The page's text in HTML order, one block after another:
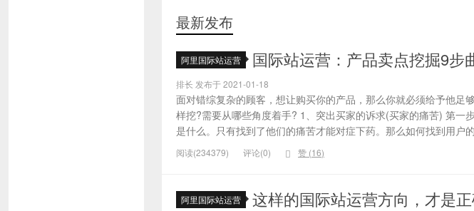
最新发布
阿里国际站运营 国际站运营：产品卖点挖掘9步
排长 发布于 2021-01-18
面对错综复杂的顾客，想让购买你的产品，那么你就必须给予他足
样挖?需要从哪些角度着手? 1、突出买家的诉求(买家的痛苦) 第一
是什么。只有找到了他们的痛苦才能对症下药。那么如何找到用户
阅读(234379) 评论(0) 赞 (16)
阿里国际站运营 这样的国际站运营方向，才是